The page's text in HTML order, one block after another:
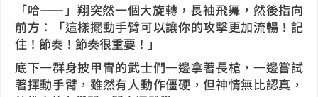
「哈——」翔突然一個大旋轉，長袖飛舞，然後指向
前方：「這樣擺動手臂可以讓你的攻擊更加流暢！記
住！節奏！節奏很重要！」
底下一群身披甲冑的武士們一邊拿著長槍，一邊嘗試
著揮動手臂，雖然有人動作僵硬，但神情無比認真，